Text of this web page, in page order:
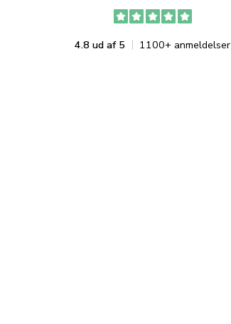
4.8 ud af 5 1100+ anmeldelser